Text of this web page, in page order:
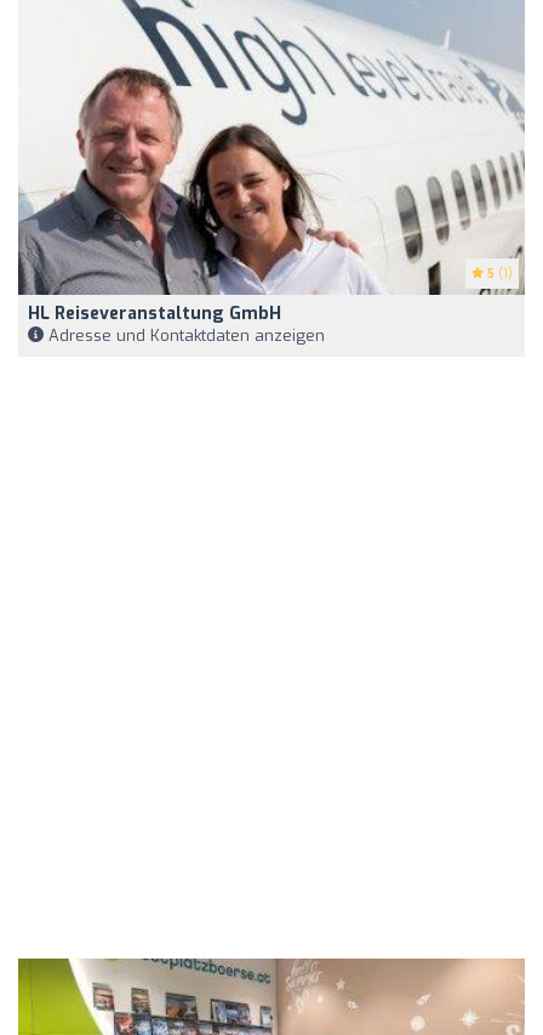
5 (1)
HL Reiseveranstaltung GmbH
Adresse und Kontaktdaten anzeigen